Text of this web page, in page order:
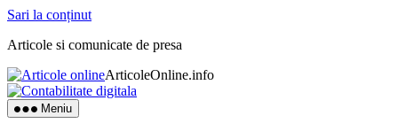
Sari la conținut
Articole si comunicate de presa
ArticoleOnline.info
Meniu